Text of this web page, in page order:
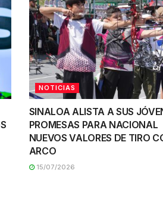
NOTICIAS
SINALOA ALISTA A SUS
PROMESAS PARA NACIONAL
NUEVOS VALORES DE TIRO
ARCO
15/07/2026